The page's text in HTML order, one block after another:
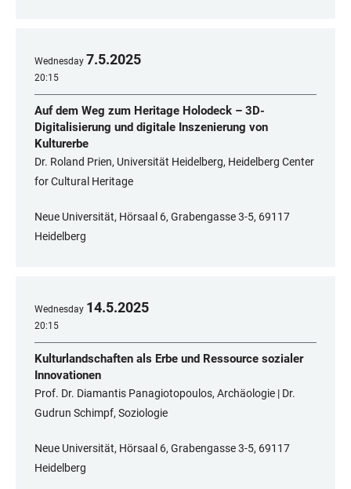
Wednesday 7.5.2025
20:15
Auf dem Weg zum Heritage Holodeck – 3D-
Digitalisierung und digitale Inszenierung von
Kulturerbe
Dr. Roland Prien, Universität Heidelberg, Heidelberg Center
for Cultural Heritage
Neue Universität, Hörsaal 6, Grabengasse 3-5, 69117
Heidelberg
Wednesday 14.5.2025
20:15
Kulturlandschaften als Erbe und Ressource sozialer
Innovationen
Prof. Dr. Diamantis Panagiotopoulos, Archäologie | Dr.
Gudrun Schimpf, Soziologie
Neue Universität, Hörsaal 6, Grabengasse 3-5, 69117
Heidelberg